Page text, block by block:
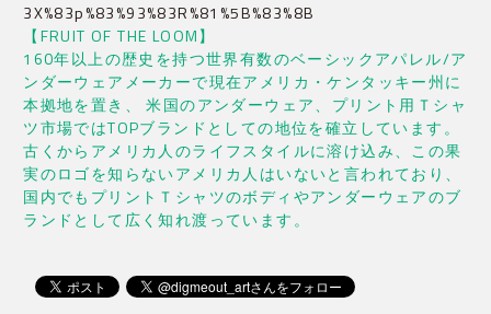
3X%83p%83%93%83R%81%5B%83%8B
【FRUIT OF THE LOOM】
160年以上の歴史を持つ世界有数のベーシックアパレル/ア
ンダーウェアメーカーで現在アメリカ・ケンタッキー州に
本拠地を置き、 米国のアンダーウェア、プリント用Ｔシャ
ツ市場ではTOPブランドとしての地位を確立しています。
古くからアメリカ人のライフスタイルに溶け込み、この果
実のロゴを知らないアメリカ人はいないと言われており、
国内でもプリントＴシャツのボディやアンダーウェアのブ
ランドとして広く知れ渡っています。